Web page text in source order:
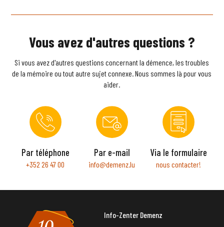
Vous avez d'autres questions ?
Si vous avez d'autres questions concernant la démence, les troubles
de la mémoire ou tout autre sujet connexe. Nous sommes là pour vous
aider.
Par téléphone
+352 26 47 00
Par e-mail
info@demenz.lu
Via le formulaire
nous contacter!
Info-Zenter Demenz